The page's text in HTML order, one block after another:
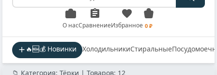
О насСравнениеИзбранное 0 ₽
🔥🆕💰 Новинки ХолодильникиСтиральные
📁 Категория: Тёрки | Товаров: 12